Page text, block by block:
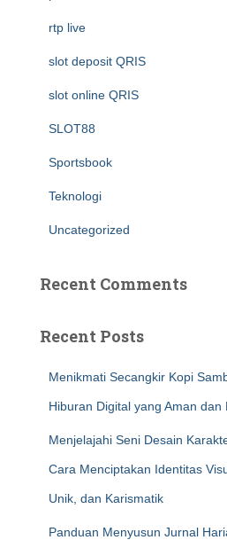
rtp live
slot deposit QRIS
slot online QRIS
SLOT88
Sportsbook
Teknologi
Uncategorized
Recent Comments
Recent Posts
Menikmati Secangkir Kopi
Hiburan Digital yang Aman dan
Menjelajahi Seni Desain
Cara Menciptakan Identitas
Unik, dan Karismatik
Panduan Menyusun Jurnal